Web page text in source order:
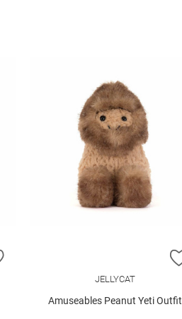
ZUR WUNSCHLISTE HINZUFÜGEN
JELLYCAT
Amuseables Peanut Yeti Outfit